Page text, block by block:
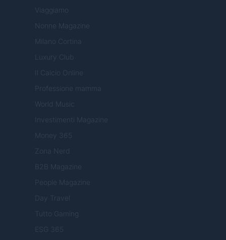
Viaggiamo
Nonne Magazine
Milano Cortina
Luxury Club
Il Calcio Online
Professione mamma
World Music
Investimenti Magazine
Money 365
Zona Nerd
B2B Magazine
People Magazine
Day Travel
Tutto Gaming
ESG 365